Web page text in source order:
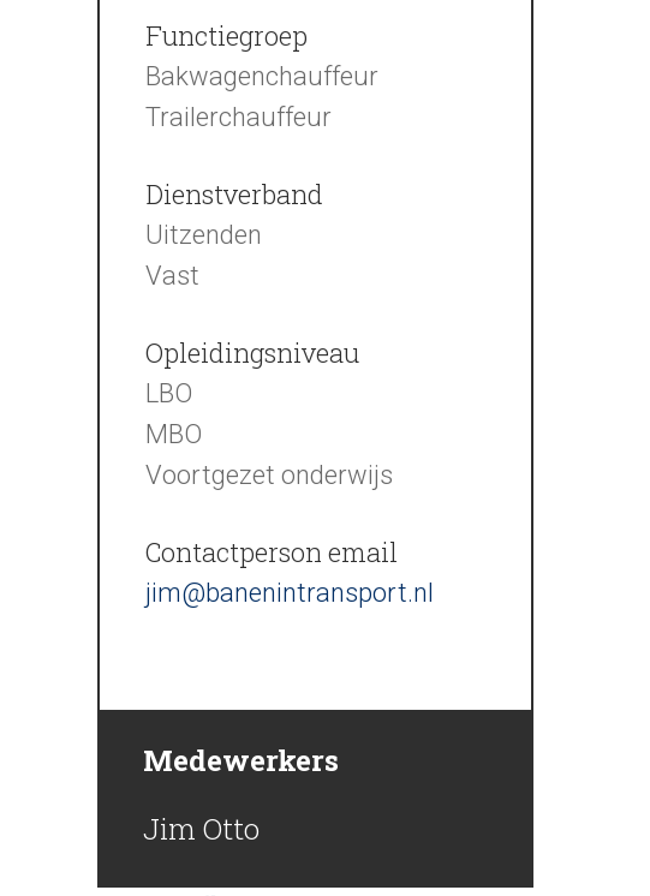
Functiegroep
Bakwagenchauffeur
Trailerchauffeur
Dienstverband
Uitzenden
Vast
Opleidingsniveau
LBO
MBO
Voortgezet onderwijs
Contactperson email
jim@banenintransport.nl
Medewerkers
Jim Otto